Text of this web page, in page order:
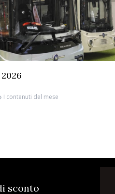
I contenuti del mese
sconto